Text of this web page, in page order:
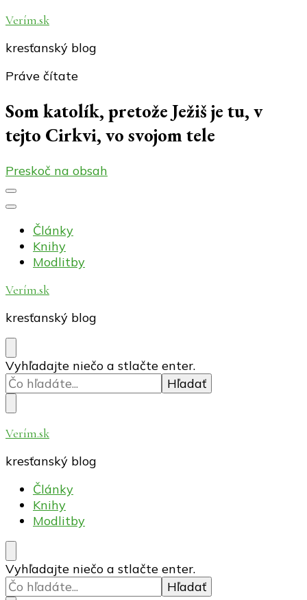
Verím.sk
kresťanský blog
Práve čítate
Som katolík, pretože Ježiš je tu, v
tejto Cirkvi, vo svojom tele
Preskoč na obsah
Články
Knihy
Modlitby
Verím.sk
kresťanský blog
Hľadáte
niečo?
Vyhľadajte niečo a stlačte enter.
Verím.sk
kresťanský blog
Články
Knihy
Modlitby
Hľadáte
niečo?
Vyhľadajte niečo a stlačte enter.